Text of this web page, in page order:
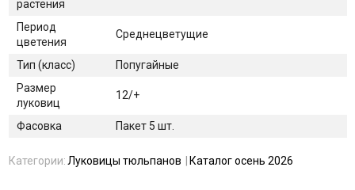
растения
Период
цветения
Среднецветущие
Тип (класс)
Попугайные
Размер
луковиц
12/+
Фасовка Пакет 5 шт.
Категории:Луковицы тюльпанов Каталог осень 2026